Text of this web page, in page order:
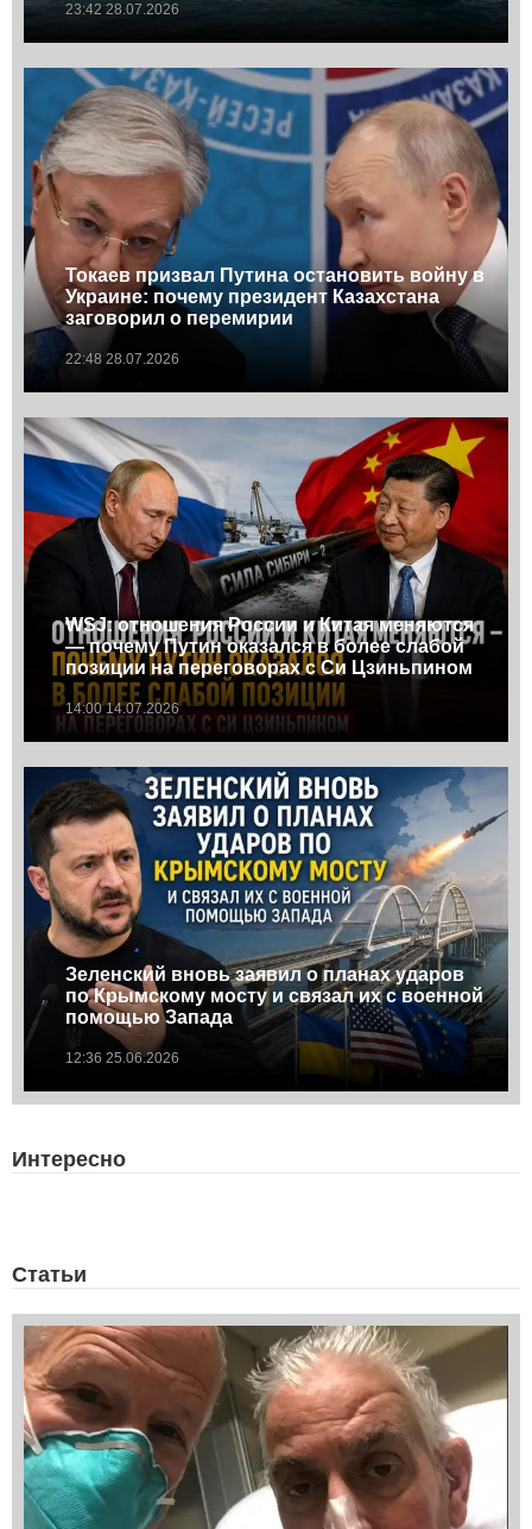
23:42 28.07.2026
Токаев призвал Путина остановить войну в
Украине: почему президент Казахстана
заговорил о перемирии
22:48 28.07.2026
WSJ: отношения России и Китая меняются
— почему Путин оказался в более слабой
позиции на переговорах с Си Цзиньпином
14:00 14.07.2026
Зеленский вновь заявил о планах ударов
по Крымскому мосту и связал их с военной
помощью Запада
12:36 25.06.2026
Интересно
Статьи